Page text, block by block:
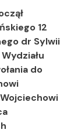
12
dr Sylwii
do